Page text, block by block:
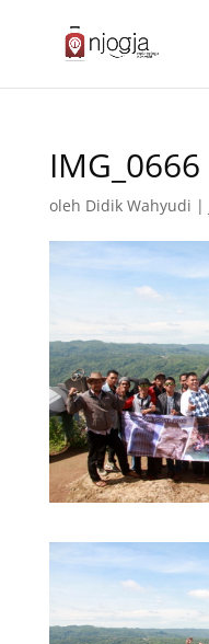
IMG_0666
oleh Didik Wahyudi |